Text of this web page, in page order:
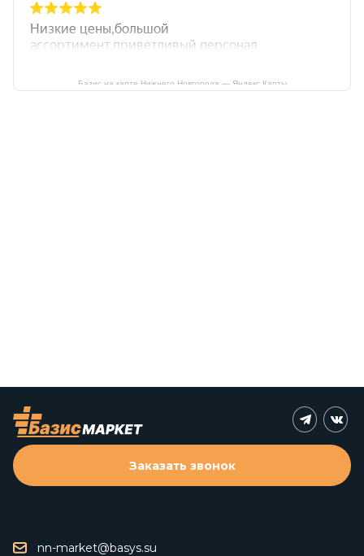
Базис на карте Нижнего Новгорода — Яндекс Карты
nn-market@basys.su
Заказать звонок